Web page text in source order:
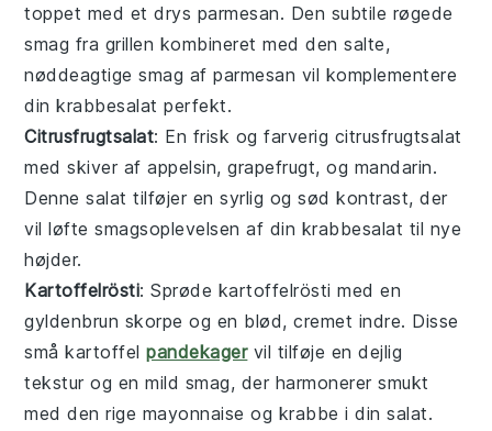
toppet med et drys parmesan. Den subtile røgede
smag fra grillen kombineret med den salte,
nøddeagtige smag afparmesan vil komplementere
dinkrabbesalat perfekt.
Citrusfrugtsalat: En frisk og farverig citrusfrugtsalat
med skiver afappelsin,grapefrugt, og mandarin.
Denne salat tilføjer en syrlig og sød kontrast, der
vil løfte smagsoplevelsen af din krabbesalat til nye
højder.
Kartoffelrösti: Sprøde kartoffelrösti med en
gyldenbrun skorpe og en blød, cremet indre. Disse
småkartoffel pandekagervil tilføje en dejlig
tekstur og en mild smag, der harmonerer smukt
med den rige mayonnaise og krabbe i din salat.